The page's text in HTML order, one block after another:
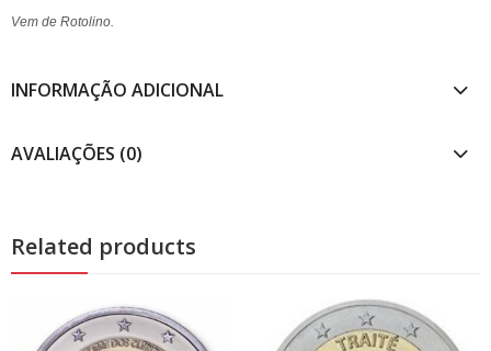
Vem de Rotolino.
INFORMAÇÃO ADICIONAL
AVALIAÇÕES (0)
Related products